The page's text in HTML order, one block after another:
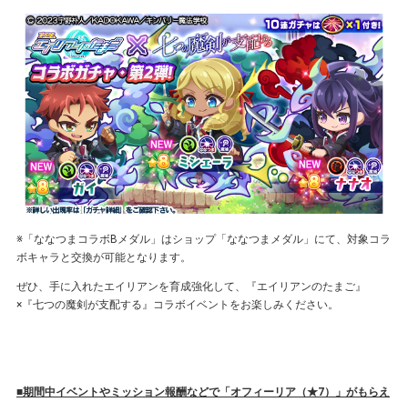
※「ななつまコラボBメダル」はショップ「ななつまメダル」にて、対象コラ
ボキャラと交換が可能となります。
ぜひ、⼿に⼊れたエイリアンを育成強化して、『エイリアンのたまご』
×『七つの魔剣が支配する』コラボイベントをお楽しみください。
■期間中イベントやミッション報酬などで「オフィーリア（★7）」がもらえ